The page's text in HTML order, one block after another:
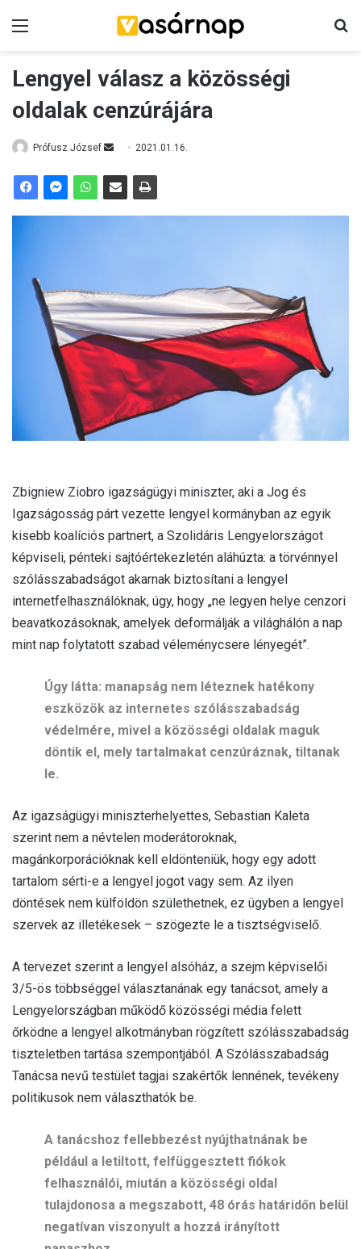
Lengyel válasz a közösségi
oldalak cenzúrájára
Prófusz József
n
a
i
l
2021.01.16.
Zbigniew Ziobro igazságügyi miniszter, aki a Jog és
Igazságosság párt vezette lengyel kormányban az egyik
kisebb koalíciós partnert, a Szolidáris Lengyelországot
képviseli, pénteki sajtóértekezletén aláhúzta: a törvénnyel
szólásszabadságot akarnak biztosítani a lengyel
internetfelhasználóknak, úgy, hogy „ne legyen helye cenzori
beavatkozásoknak, amelyek deformálják a világhálón a nap
mint nap folytatott szabad véleménycsere lényegét”.
Úgy látta: manapság nem léteznek hatékony
eszközök az internetes szólásszabadság
védelmére, mivel a közösségi oldalak maguk
döntik el, mely tartalmakat cenzúráznak, tiltanak
le.
Az igazságügyi miniszterhelyettes, Sebastian Kaleta
szerint nem a névtelen moderátoroknak,
magánkorporációknak kell eldönteniük, hogy egy adott
tartalom sérti-e a lengyel jogot vagy sem. Az ilyen
döntések nem külföldön születhetnek, ez ügyben a lengyel
szervek az illetékesek – szögezte le a tisztségviselő.
A tervezet szerint a lengyel alsóház, a szejm képviselői
3/5-ös többséggel választanának egy tanácsot, amely a
Lengyelországban működő közösségi média felett
őrködne a lengyel alkotmányban rögzített szólásszabadság
tiszteletben tartása szempontjából. A Szólásszabadság
Tanácsa nevű testület tagjai szakértők lennének, tevékeny
politikusok nem választhatók be.
A tanácshoz fellebbezést nyújthatnának be
például a letiltott, felfüggesztett fiókok
felhasználói, miután a közösségi oldal
tulajdonosa a megszabott, 48 órás határidőn belül
negatívan viszonyult a hozzá irányított